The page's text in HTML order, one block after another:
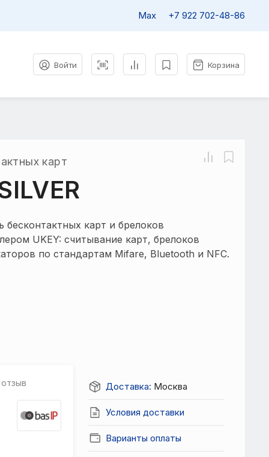
Max +7 922 702-48-86
Войти Корзина
карт
карт и брелоков
UKEY: считывание карт, брелоков
по стандартам Mifare, Bluetooth и NFC.
Доставка: Москва
Условия доставки
Варианты оплаты